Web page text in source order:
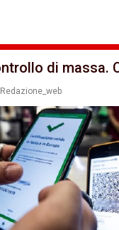
di massa.
Redazione_web